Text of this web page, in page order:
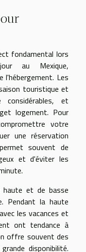
fondamental lors
au Mexique,
l'hébergement. Les
touristique et
et
logement. Pour
votre
une réservation
souvent de
et d'éviter les
haute et de basse
Pendant la haute
les vacances et
ont tendance à
offre souvent des
disponibilité.